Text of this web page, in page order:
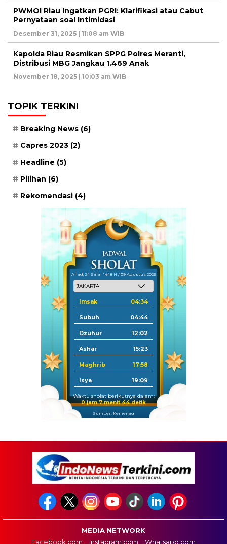
PWMOI Riau Ingatkan PGRI: Klarifikasi atau Cabut
Pernyataan soal Intimidasi
Desember 31, 2025 | 11:08 am WIB
Kapolda Riau Resmikan SPPG Polres Meranti,
Distribusi MBG Jangkau 1.469 Anak
November 18, 2025 | 10:03 am WIB
TOPIK TERKINI
Breaking News (6)
Capres 2023 (2)
Headline (5)
Pilihan (6)
Rekomendasi (4)
Ahad, 24 Safar 1448 H / 09 Agustus 2026
Imsak 04:34
Subuh 04:44
Dzuhur 12:02
Ashar 15:23
Maghrib 17:58
Isya 19:09
Waktu sholat berikutnya dalam:
0 jam 7 menit 43 detik
Sumber: Kemenag
MEDIA NETWORK
Facebook.com
Instagram.com Whatsapp.com